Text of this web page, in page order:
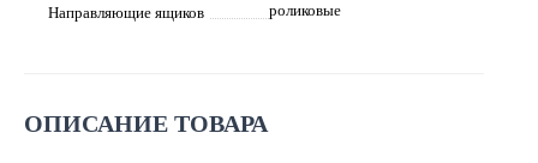
Направляющие ящиков
роликовые
ОПИСАНИЕ ТОВАРА